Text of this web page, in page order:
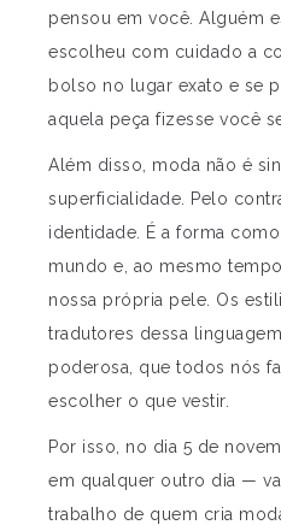
pensou em você. Alguém
escolheu com cuidado a
bolso no lugar exato e se
aquela peça fizesse você
Além disso, moda não é
superficialidade. Pelo
identidade. É a forma
mundo e, ao mesmo
nossa própria pele. Os
tradutores dessa
poderosa, que todos nós
escolher o que vestir.
Por isso, no dia 5 de
em qualquer outro dia —
trabalho de quem cria